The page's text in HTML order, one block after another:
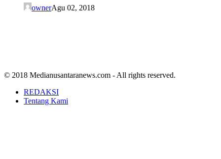
ownerAgu 02, 2018
© 2018 Medianusantaranews.com - All rights reserved.
REDAKSI
Tentang Kami